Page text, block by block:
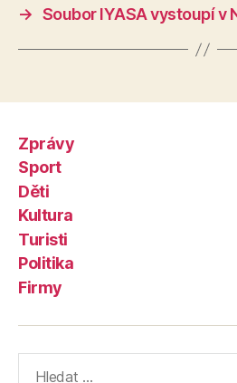
→ Soubor IYASA vystoupí v
Zprávy
Sport
Děti
Kultura
Turisti
Politika
Firmy